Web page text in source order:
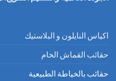
اكياس النايلون و البلاستيك
حقائب القماش الخام
حقائب بالخياطة الطبيعية